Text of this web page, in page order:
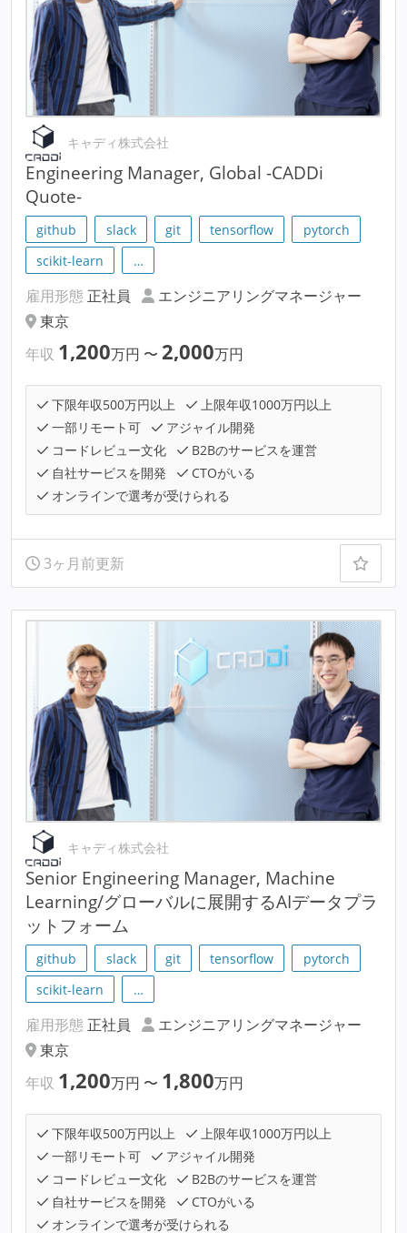
キャディ株式会社
Engineering Manager, Global -CADDi
Quote-
github slack git tensorflow
pytorch
scikit-learn
…
雇用形態 正社員
エンジニアリングマネージャー
東京
年収 1,200万円 〜 2,000万円
下限年収500万円以上
上限年収1000万円以上
一部リモート可
アジャイル開発
コードレビュー文化
B2Bのサービスを運営
自社サービスを開発
CTOがいる
オンラインで選考が受けられる
3ヶ月前更新
キャディ株式会社
Senior Engineering Manager, Machine
Learning/グローバルに展開するAIデータプラ
ットフォーム
github slack git tensorflow
pytorch
scikit-learn
…
雇用形態 正社員
エンジニアリングマネージャー
東京
年収 1,200万円 〜 1,800万円
下限年収500万円以上
上限年収1000万円以上
一部リモート可
アジャイル開発
コードレビュー文化
B2Bのサービスを運営
自社サービスを開発
CTOがいる
オンラインで選考が受けられる